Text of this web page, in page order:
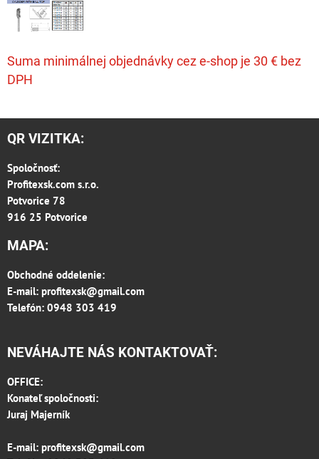
Suma minimálnej objednávky cez e-shop je 30 € bez
DPH
QR VIZITKA:
Spoločnosť:
Profitexsk.com s.r.o.
Potvorice 78
916 25 Potvorice
MAPA:
Obchodné oddelenie:
E-mail: profitexsk@gmail.com
Telefón: 0948 303 419
NEVÁHAJTE NÁS KONTAKTOVAŤ:
OFFICE:
Konateľ spoločnosti:
Juraj Majerník
E-mail: profitexsk@gmail.com